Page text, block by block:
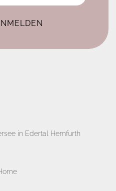
in Edertal Hemfurth